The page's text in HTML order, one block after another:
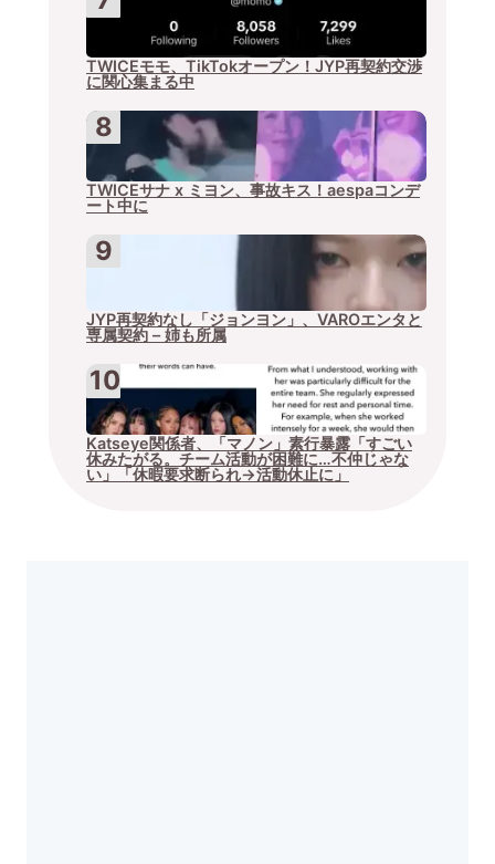
TWICEモモ、TikTokオープン！JYP再契約交渉
に関心集まる中
TWICEサナ x ミヨン、事故キス！aespaコンデ
ート中に
JYP再契約なし「ジョンヨン」、VAROエンタと
専属契約 – 姉も所属
Katseye関係者、「マノン」素行暴露「すごい
休みたがる。チーム活動が困難に…不仲じゃな
い」「休暇要求断られ→活動休止に」